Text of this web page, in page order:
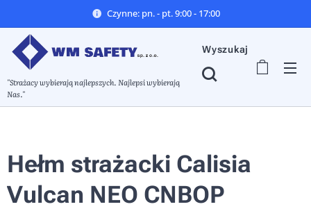
Czynne: pn. - pt. 9:00 - 17:00
"Strażacy wybierają najlepszych. Najlepsi wybierają
Nas."
Wyszukaj
Hełm strażacki Calisia
Vulcan NEO CNBOP